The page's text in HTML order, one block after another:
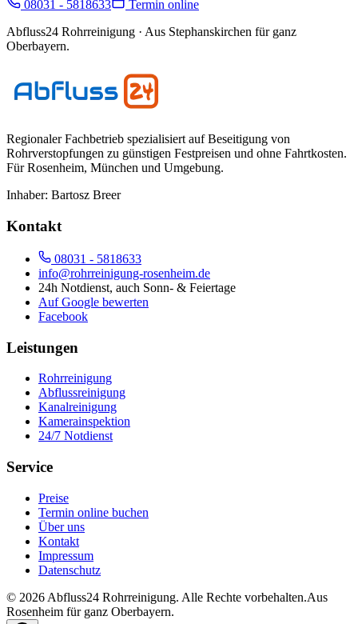
08031 - 5818633
Termin online
Abfluss24 Rohrreinigung · Aus Stephanskirchen für ganz
Oberbayern.
Regionaler Fachbetrieb spezialisiert auf Beseitigung von
Rohrverstopfungen zu günstigen Festpreisen und ohne Fahrtkosten.
FürRosenheim, München und Umgebung.
Inhaber: Bartosz Breer
Kontakt
08031 - 5818633
info@rohrreinigung-rosenheim.de
24h Notdienst, auch Sonn- & Feiertage
Auf Google bewerten
Facebook
Leistungen
Rohrreinigung
Abflussreinigung
Kanalreinigung
Kamerainspektion
24/7 Notdienst
Service
Preise
Termin online buchen
Über uns
Kontakt
Impressum
Datenschutz
© 2026 Abfluss24 Rohrreinigung. Alle Rechte vorbehalten.Aus
Rosenheim für ganz Oberbayern.